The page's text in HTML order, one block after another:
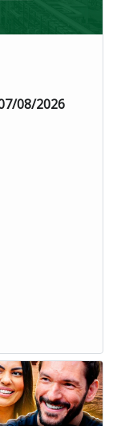
08/2026